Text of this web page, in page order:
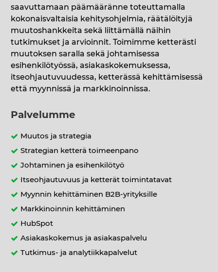
saavuttamaan päämääränne toteuttamalla
kokonaisvaltaisia kehitysohjelmia, räätälöityjä
muutoshankkeita sekä liittämällä näihin
tutkimukset ja arvioinnit. Toimimme ketterästi
muutoksen saralla sekä johtamisessa
esihenkilötyössä, asiakaskokemuksessa,
itseohjautuvuudessa, ketterässä kehittämisessä
että myynnissä ja markkinoinnissa.
Palvelumme
Muutos ja strategia
Strategian ketterä toimeenpano
Johtaminen ja esihenkilötyö
Itseohjautuvuus ja ketterät toimintatavat
Myynnin kehittäminen B2B-yrityksille
Markkinoinnin kehittäminen
HubSpot
Asiakaskokemus ja asiakaspalvelu
Tutkimus- ja analytiikkapalvelut